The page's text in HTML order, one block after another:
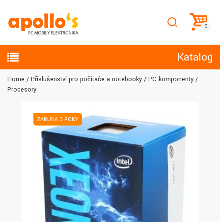
Katalog
Home Příslušenství pro počítače a notebooky
PC komponenty
Procesory
ZÁRUKA 3 ROKY